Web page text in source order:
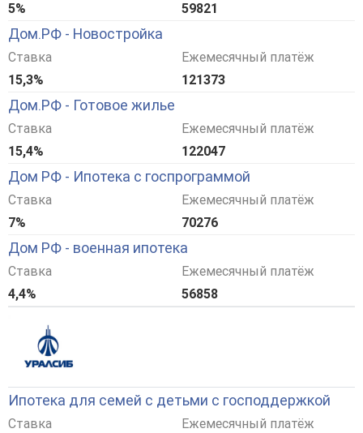
5%
59821
Дом.РФ - Новостройка
Ставка
15,3%
Ежемесячный платёж
121373
Дом.РФ - Готовое жилье
Ставка
15,4%
Ежемесячный платёж
122047
Дом РФ - Ипотека с госпрограммой
Ставка
7%
Ежемесячный платёж
70276
Дом РФ - военная ипотека
Ставка
4,4%
Ежемесячный платёж
56858
Ипотека для семей с детьми с господдержкой
Ставка
Ежемесячный платёж